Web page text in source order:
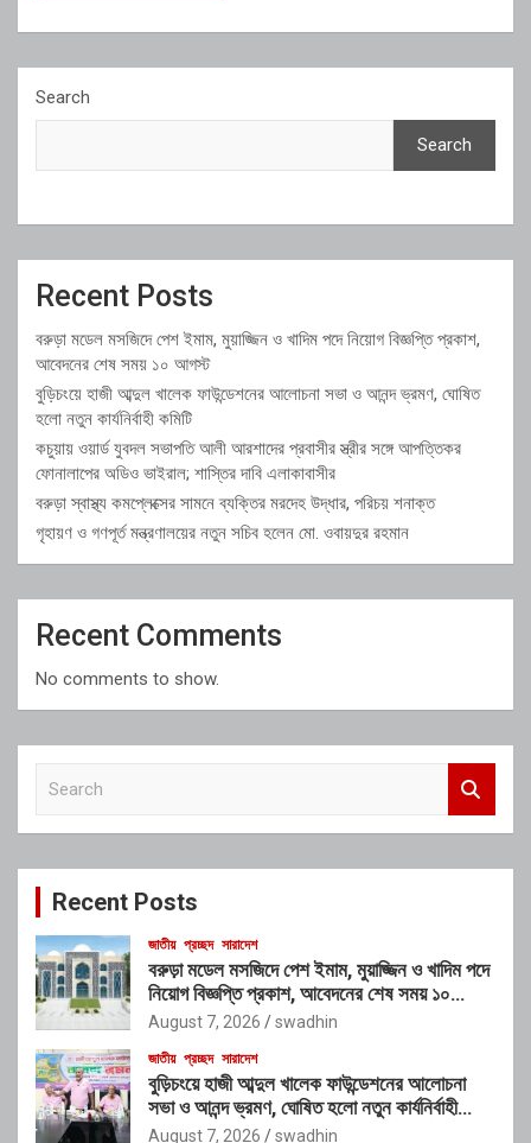
Search
Search
Recent Posts
বরুড়া মডেল মসজিদে পেশ ইমাম, মুয়াজ্জিন ও খাদিম পদে নিয়োগ বিজ্ঞপ্তি প্রকাশ,
আবেদনের শেষ সময় ১০ আগস্ট
বুড়িচংয়ে হাজী আব্দুল খালেক ফাউন্ডেশনের আলোচনা সভা ও আনন্দ ভ্রমণ, ঘোষিত
হলো নতুন কার্যনির্বাহী কমিটি
কচুয়ায় ওয়ার্ড যুবদল সভাপতি আলী আরশাদের প্রবাসীর স্ত্রীর সঙ্গে আপত্তিকর
ফোনালাপের অডিও ভাইরাল; শাস্তির দাবি এলাকাবাসীর
বরুড়া স্বাস্থ্য কমপ্লেক্সের সামনে ব্যক্তির মরদেহ উদ্ধার, পরিচয় শনাক্ত
গৃহায়ণ ও গণপূর্ত মন্ত্রণালয়ের নতুন সচিব হলেন মো. ওবায়দুর রহমান
Recent Comments
No comments to show.
c
Recent Posts
জাতীয় প্রচ্ছদ সারাদেশ
বরুড়া মডেল মসজিদে পেশ ইমাম, মুয়াজ্জিন ও খাদিম পদে
নিয়োগ বিজ্ঞপ্তি প্রকাশ, আবেদনের শেষ সময় ১০
আগস্ট
August 7, 2026 swadhin
জাতীয় প্রচ্ছদ সারাদেশ
বুড়িচংয়ে হাজী আব্দুল খালেক ফাউন্ডেশনের আলোচনা
সভা ও আনন্দ ভ্রমণ, ঘোষিত হলো নতুন কার্যনির্বাহী
কমিটি
August 7, 2026 swadhin